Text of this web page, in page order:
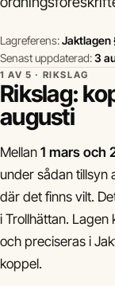
Lagreferens:Jaktlagen
Senast uppdaterad:3
1 AV 5 · RIKSLAG
Rikslag:
augusti
Mellan 1 mars och
under sådan tillsyn
där det finns vilt.
i Trollhättan. Lagen
och preciseras i
koppel.